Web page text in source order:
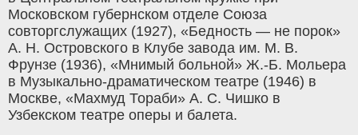
Московском губернском отделе Союза
совторгслужащих (1927), «Бедность — не порок»
А. Н. Островского в Клубе завода им. М. В.
Фрунзе (1936), «Мнимый больной» Ж.-Б. Мольера
в Музыкально-драматическом театре (1946) в
Москве, «Махмуд Тораби» А. С. Чишко в
Узбекском театре оперы и балета.